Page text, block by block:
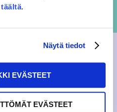
täältä.
Näytä tiedot
EVÄSTEET
EVÄSTEET